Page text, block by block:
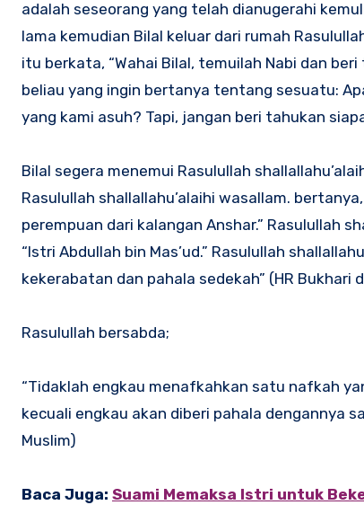
adalah seseorang yang telah dianugerahi
lama kemudian Bilal keluar dari rumah
itu berkata, “Wahai Bilal, temuilah Nabi dan
beliau yang ingin bertanya tentang sesuatu:
yang kami asuh? Tapi, jangan beri tahukan
Bilal segera menemui Rasulullah
Rasulullah shallallahu’alaihi wasallam.
perempuan dari kalangan Anshar.” Rasulullah
“Istri Abdullah bin Mas’ud.” Rasulullah
kekerabatan dan pahala sedekah” (HR Bukhari
Rasulullah bersabda;
“Tidaklah engkau menafkahkan satu nafkah
kecuali engkau akan diberi pahala dengannya
Muslim)
Baca Juga: Suami Memaksa Istri untuk